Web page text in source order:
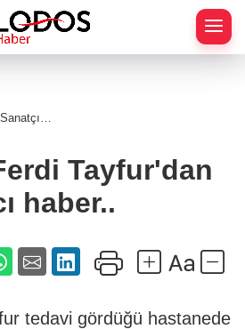
Sanatçı
acı
haber..
Tayfur'dan
haber..
tedavi gördüğü hastanede